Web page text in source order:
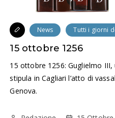
News Tutti i giorni
15 ottobre 1256
15 ottobre 1256: Guglielmo
stipula in Cagliari l’atto di
Genova.